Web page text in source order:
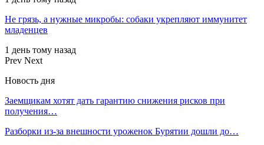
Не грязь, а нужные микробы: собаки укрепляют иммунитет
младенцев
1 день тому назад
Prev Next
Новость дня
Заемщикам хотят дать гарантию снижения рисков при
получения…
Разборки из-за внешности уроженок Бурятии дошли до…